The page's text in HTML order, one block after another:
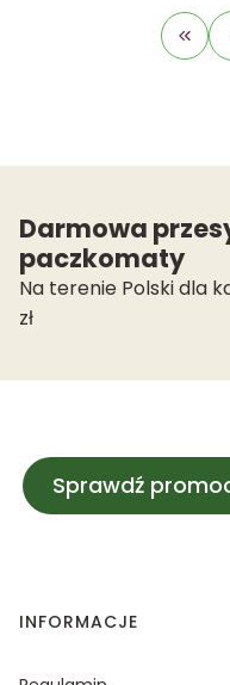
Darmowa
paczkomaty
Na terenie Polski dla
zł
Sprawdź
Linki w stopce
INFORMACJE